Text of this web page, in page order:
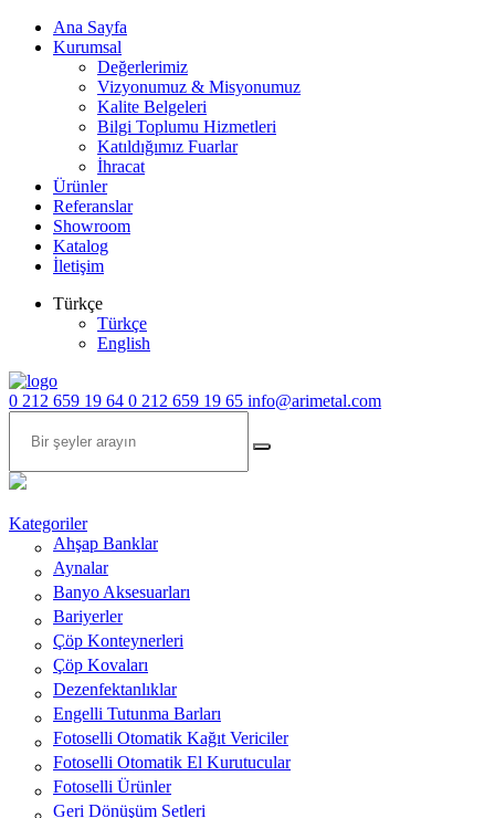
Ana Sayfa
Kurumsal
Değerlerimiz
Vizyonumuz & Misyonumuz
Kalite Belgeleri
Bilgi Toplumu Hizmetleri
Katıldığımız Fuarlar
İhracat
Ürünler
Referanslar
Showroom
Katalog
İletişim
Türkçe
Türkçe
English
0 212 659 19 64 0 212 659 19 65 info@arimetal.com
Kategoriler
Ahşap Banklar
Aynalar
Banyo Aksesuarları
Bariyerler
Çöp Konteynerleri
Çöp Kovaları
Dezenfektanlıklar
Engelli Tutunma Barları
Fotoselli Otomatik Kağıt Vericiler
Fotoselli Otomatik El Kurutucular
Fotoselli Ürünler
Geri Dönüşüm Setleri